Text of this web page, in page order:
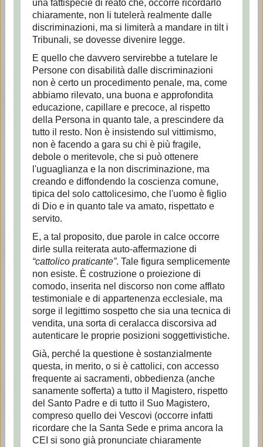
una fattispecie di reato che, occorre ricordarlo
chiaramente, non li tutelerà realmente dalle
discriminazioni, ma si limiterà a mandare in tilt i
Tribunali, se dovesse divenire legge.
E quello che davvero servirebbe a tutelare le
Persone con disabilità dalle discriminazioni
non è certo un procedimento penale, ma, come
abbiamo rilevato, una buona e approfondita
educazione, capillare e precoce, al rispetto
della Persona in quanto tale, a prescindere da
tutto il resto. Non è insistendo sul vittimismo,
non è facendo a gara su chi è più fragile,
debole o meritevole, che si può ottenere
l'uguaglianza e la non discriminazione, ma
creando e diffondendo la coscienza comune,
tipica del solo cattolicesimo, che l'uomo è figlio
di Dio e in quanto tale va amato, rispettato e
servito.
E, a tal proposito, due parole in calce occorre
dirle sulla reiterata auto-affermazione di
“cattolico praticante”. Tale figura semplicemente
non esiste. È costruzione o proiezione di
comodo, inserita nel discorso non come afflato
testimoniale e di appartenenza ecclesiale, ma
sorge il legittimo sospetto che sia una tecnica di
vendita, una sorta di ceralacca discorsiva ad
autenticare le proprie posizioni soggettivistiche.
Già, perché la questione è sostanzialmente
questa, in merito, o si è cattolici, con accesso
frequente ai sacramenti, obbedienza (anche
sanamente sofferta) a tutto il Magistero, rispetto
del Santo Padre e di tutto il Suo Magistero,
compreso quello dei Vescovi (occorre infatti
ricordare che la Santa Sede e prima ancora la
CEI si sono già pronunciate chiaramente